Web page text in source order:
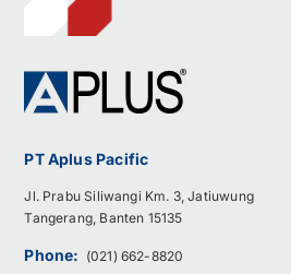
PT Aplus Pacific
Jl. Prabu Siliwangi Km. 3, Jatiuwung
Tangerang, Banten 15135
Phone: (021) 662-8820